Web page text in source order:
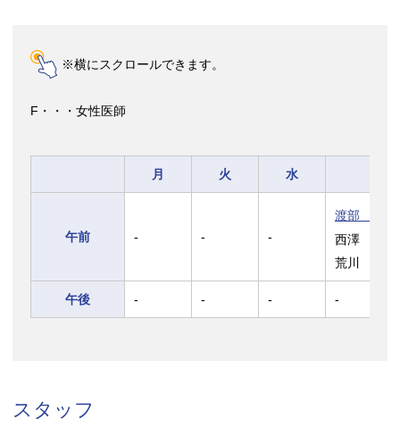
※横にスクロールできます。
F・・・女性医師
月 火 水
午前 - - -
渡部 欣忍
西澤 真理
荒川 郷彦
午後 - - - -
スタッフ